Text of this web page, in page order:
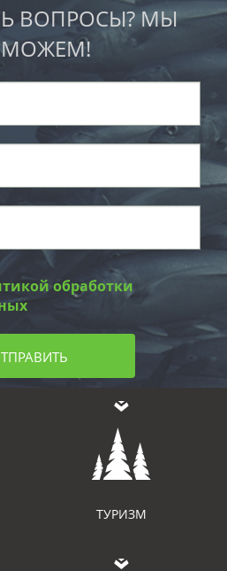
ВОПРОСЫ? МЫ
обработки
ТУРИЗМ